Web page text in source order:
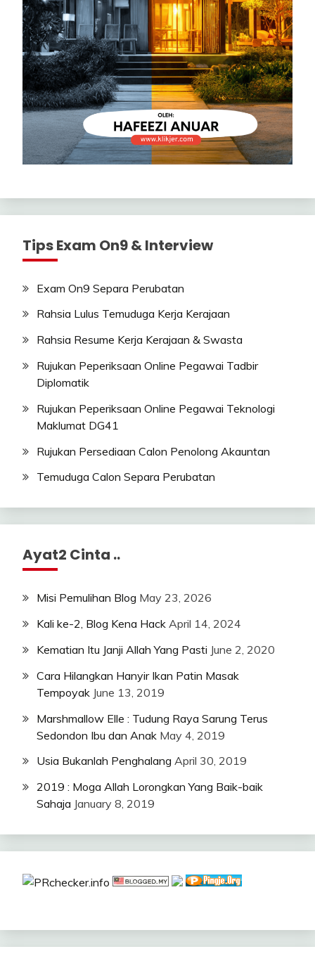
Tips Exam On9 & Interview
Exam On9 Separa Perubatan
Rahsia Lulus Temuduga Kerja Kerajaan
Rahsia Resume Kerja Kerajaan & Swasta
Rujukan Peperiksaan Online Pegawai Tadbir
Diplomatik
Rujukan Peperiksaan Online Pegawai Teknologi
Maklumat DG41
Rujukan Persediaan Calon Penolong Akauntan
Temuduga Calon Separa Perubatan
Ayat2 Cinta ..
Misi Pemulihan Blog May 23, 2026
Kali ke-2, Blog Kena Hack April 14, 2024
Kematian Itu Janji Allah Yang Pasti June 2, 2020
Cara Hilangkan Hanyir Ikan Patin Masak
Tempoyak June 13, 2019
Marshmallow Elle : Tudung Raya Sarung Terus
Sedondon Ibu dan Anak May 4, 2019
Usia Bukanlah Penghalang April 30, 2019
2019 : Moga Allah Lorongkan Yang Baik-baik
Sahaja January 8, 2019